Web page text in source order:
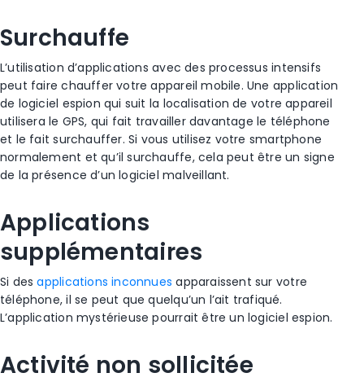
Surchauffe
L’utilisation d’applications avec des processus intensifs
peut faire chauffer votreappareil mobile. Une application
de logiciel espion qui suit la localisation de votre appareil
utilisera le GPS, qui fait travailler davantage le téléphone
et le fait surchauffer. Si vous utilisez votre smartphone
normalement et qu’il surchauffe, cela peut être un signe
de la présence d’un logiciel malveillant.
Applications
supplémentaires
Si desapplications inconnues apparaissent sur votre
téléphone, il se peut que quelqu’un l’ait trafiqué.
L’application mystérieuse pourrait être unlogiciel espion.
Activité non sollicitée